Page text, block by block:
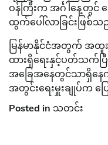
ဝန်ကြီးက အင်္ဂါနေ့တွင်
ထွက်ပေါ်လာခြင်းဖြစ်သ
မြန်မာနိုင်ငံအတွက် အ
ထားရှိရေးနှင့်ပတ်သက်
အခြေအနေတွင်သာရှိ
အတွင်းရေးမှူးချုပ်က ပြေ
Posted in သတင်း